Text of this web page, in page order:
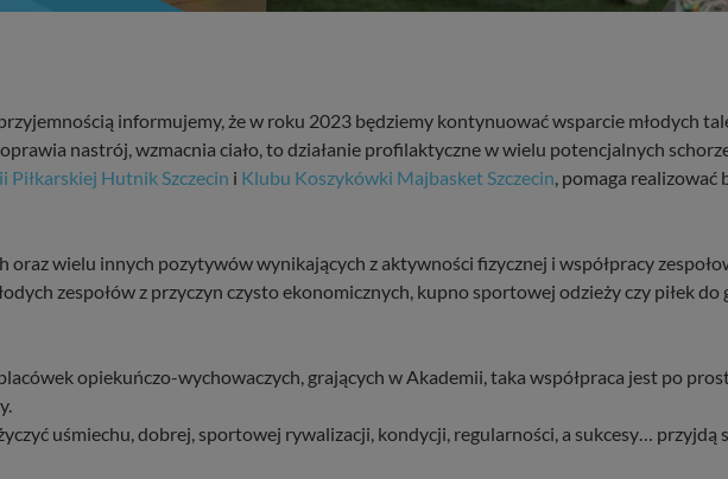
informujemy, że w roku 2023 będziemy kontynuować wsparcie młodych
nastrój, wzmacnia ciało, to działanie profilaktyczne w wielu potencjalnych
Piłkarskiej Hutnik Szczecin i Klubu Koszykówki Majbasket Szczecin, pomaga realizować
wielu innych pozytywów wynikających z aktywności fizycznej i współpracy
zespołów z przyczyn czysto ekonomicznych, kupno sportowej odzieży czy piłek
opiekuńczo-wychowaczych, grających w Akademii, taka współpraca jest po
uśmiechu, dobrej, sportowej rywalizacji, kondycji, regularności, a sukcesy… przyjdą